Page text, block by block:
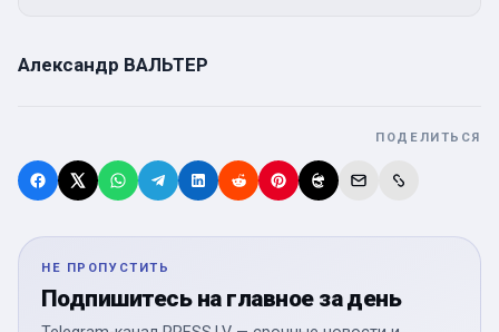
Александр ВАЛЬТЕР
ПОДЕЛИТЬСЯ
НЕ ПРОПУСТИТЬ
Подпишитесь на главное за день